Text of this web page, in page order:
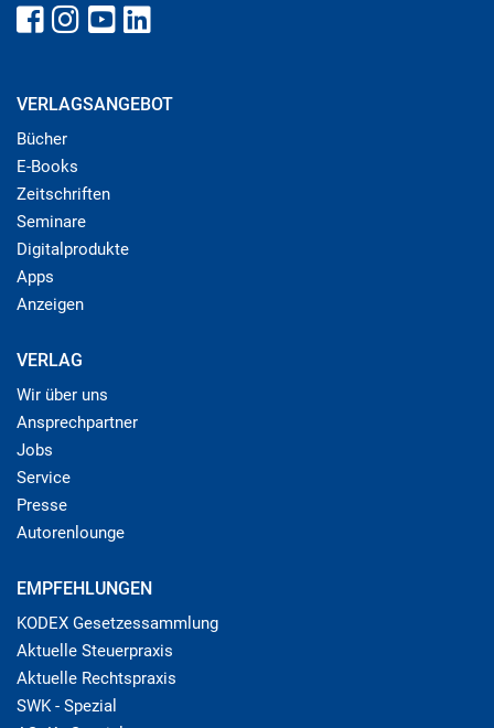
VERLAGSANGEBOT
Bücher
E-Books
Zeitschriften
Seminare
Digitalprodukte
Apps
Anzeigen
VERLAG
Wir über uns
Ansprechpartner
Jobs
Service
Presse
Autorenlounge
EMPFEHLUNGEN
KODEX Gesetzessammlung
Aktuelle Steuerpraxis
Aktuelle Rechtspraxis
SWK - Spezial